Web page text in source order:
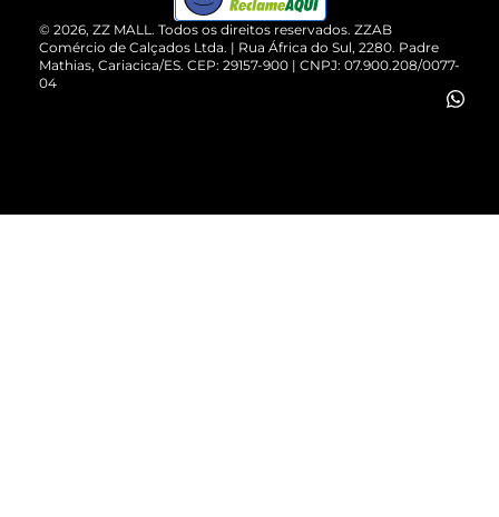
Cartão Presente
Vendas Corporativas
© 2026, ZZ MALL. Todos os direitos reservados. ZZAB
Comércio de Calçados Ltda. | Rua África do Sul, 2280. Padre
Mathias, Cariacica/ES. CEP: 29157-900 | CNPJ: 07.900.208/0077-
04